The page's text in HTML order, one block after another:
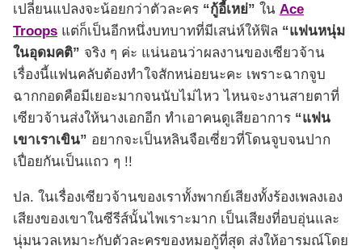
เปลี่ยนแปลงจะน้อยกว่าตัวละคร “กู้อี้เหย่” ใน Ace
Troops แต่ก็เป็นอีกหนึ่งบทบาทที่มีเสน่ห์ให้ฟิล “แฟนหนุ่ม
ในอุดมคติ” จริง ๆ ค่ะ แน่นอนว่าผลงานของเซียวจ้าน
เรื่องนี้แฟนคลับต้องทำใจสักหน่อยนะคะ เพราะฉากจูบ
ฉากกอดคือมีเยอะมากจนนับไม่ไหว ไหนจะงานสายตาที่
เซียวจ้านส่งให้นางเอกอีก ทำเอาคนดูเสียอาการ “แฟน
เขาเราเขิน” อยากจะเป็นหลินจือเซี่ยวที่โดนจูบจนปาก
เปื่อยกันเป็นแถว ๆ !!
ปล. ในเรื่องเซียวจ้านของเราทั้งพากย์เสียงทั้งร้องเพลงเอง
เสียงของเขาในซีรีส์นั้นไพเราะมาก เป็นเสียงที่อบอุ่นและ
นุ่มนวลเหมาะกับตัวละครของหมอกู้ที่สุด ส่งให้อารมณ์โดย